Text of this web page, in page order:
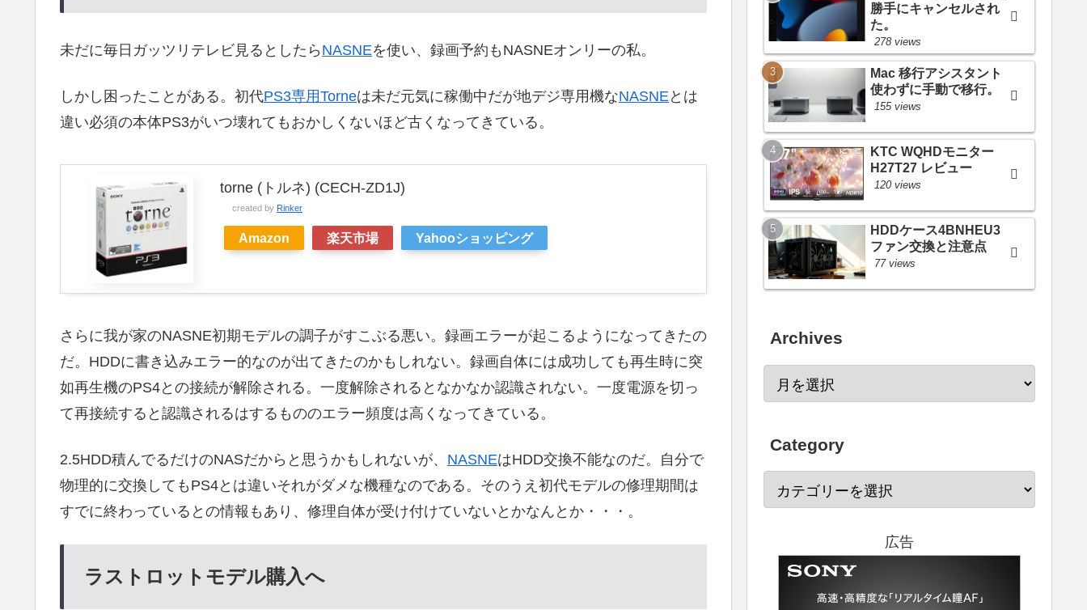
未だに毎日ガッツリテレビ見るとしたら NASNEを使い、録画予約もNASNEオンリーの私。
しかし困ったことがある。初代PS3専用Torneは未だ元気に稼働中だが地デジ専用機なNASNEとは
違い必須の本体PS3がいつ壊れてもおかしくないほど古くなってきている。
torne (トルネ) (CECH-ZD1J)
created by Rinker
Amazon 楽天市場 Yahooショッピング
さらに我が家のNASNE初期モデルの調子がすこぶる悪い。録画エラーが起こるようになってきたの
だ。HDDに書き込みエラー的なのが出てきたのかもしれない。録画自体には成功しても再生時に突
如再生機のPS4との接続が解除される。一度解除されるとなかなか認識されない。一度電源を切っ
て再接続すると認識されるはするもののエラー頻度は高くなってきている。
2.5HDD積んでるだけのNASだからと思うかもしれないが、 NASNEはHDD交換不能なのだ。自分で
物理的に交換してもPS4とは違いそれがダメな機種なのである。そのうえ初代モデルの修理期間は
すでに終わっているとの情報もあり、修理自体が受け付けていないとかなんとか・・・。
ラストロットモデル購入へ
勝手にキャンセルされ
た。
278 views
Mac 移行アシスタント
使わずに手動で移行。
155 views
KTC WQHDモニター
H27T27 レビュー
120 views
HDDケース4BNHEU3
ファン交換と注意点
77 views
Archives
Category
広告